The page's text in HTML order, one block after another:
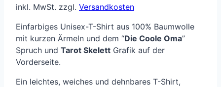
inkl. MwSt. zzgl. Versandkosten
Einfarbiges Unisex-T-Shirt aus 100% Baumwolle
mit kurzen Ärmeln und dem “Die Coole Oma”
Spruch und Tarot Skelett Grafik auf der
Vorderseite.
Ein leichtes, weiches und dehnbares T-Shirt,